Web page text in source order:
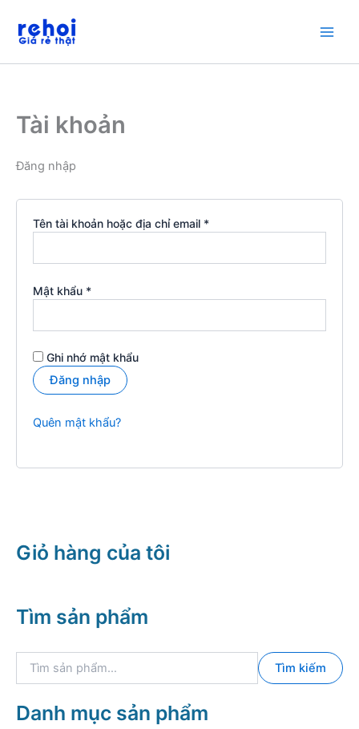
dung
Tài khoản
Đăng nhập
Tên tài khoản hoặc địa chỉ email *Bắt
Mật khẩu *Bắt
Ghi nhớ mật khẩu
Đăng nhập
Quên mật khẩu?
Giỏ hàng của tôi
Tìm sản phẩm
k
i
Tìm kiếm
Danh mục sản phẩm